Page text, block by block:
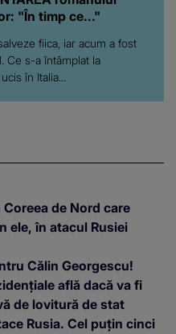
"În timp ce..."
fiica, iar acum a fost
Ce s-a întâmplat la
în Italia...
de Nord care
ele, în atacul Rusiei
Călin Georgescu!
află dacă va fi
de lovitură de stat
Rusia. Cel puțin cinci